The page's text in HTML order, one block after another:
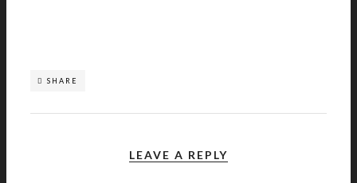
SHARE
LEAVE A REPLY